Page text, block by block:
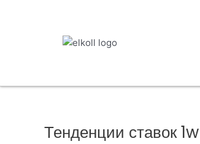
Тенденции ставок